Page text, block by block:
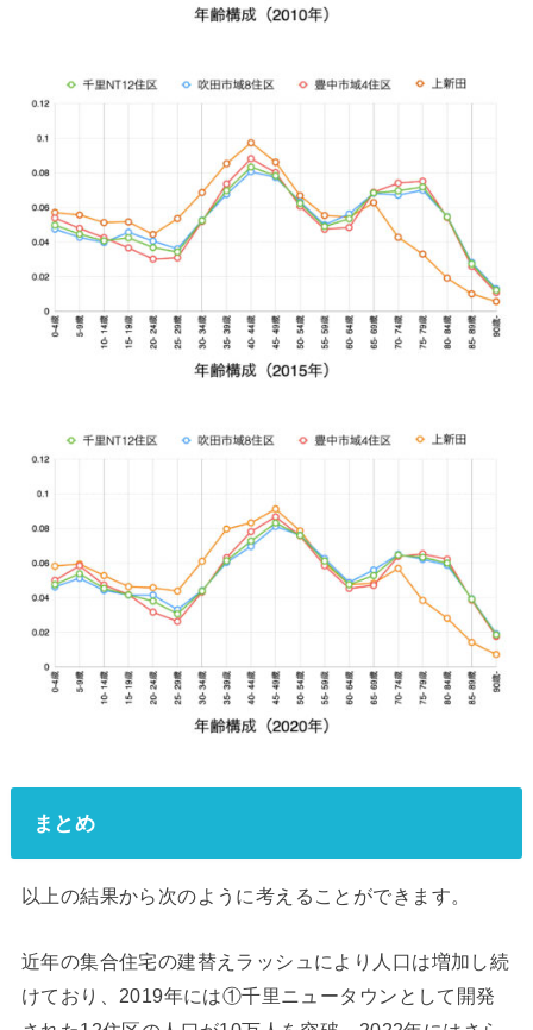
まとめ
以上の結果から次のように考えることができます。
近年の集合住宅の建替えラッシュにより人口は増加し続
けており、2019年には①千里ニュータウンとして開発